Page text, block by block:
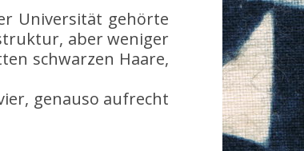
Universität gehörte
aber weniger
schwarzen Haare,
genauso aufrecht